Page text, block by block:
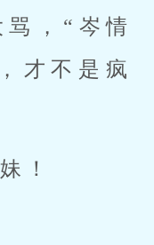
，“岑情
才不是疯
！